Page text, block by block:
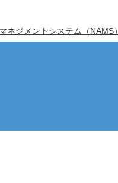
ネジメントシステム（NAMS）